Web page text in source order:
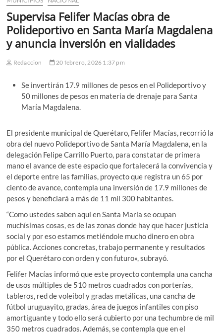
Supervisa Felifer Macías obra de
Polideportivo en Santa María Magdalena
y anuncia inversión en vialidades
Redaccion 20 febrero, 2026 1:37 pm
Se invertirán 17.9 millones de pesos en el Polideportivo y
50 millones de pesos en materia de drenaje para Santa
María Magdalena.
El presidente municipal de Querétaro, Felifer Macías, recorrió la
obra del nuevo Polideportivo de Santa María Magdalena, en la
delegación Felipe Carrillo Puerto, para constatar de primera
mano el avance de este espacio que fortalecerá la convivencia y
el deporte entre las familias, proyecto que registra un 65 por
ciento de avance, contempla una inversión de 17.9 millones de
pesos y beneficiará a más de 11 mil 300 habitantes.
“Como ustedes saben aquí en Santa María se ocupan
muchísimas cosas, es de las zonas donde hay que hacer justicia
social y por eso estamos metiéndole mucho dinero en obra
pública. Acciones concretas, trabajo permanente y resultados
por el Querétaro con orden y con futuro», subrayó.
Felifer Macías informó que este proyecto contempla una cancha
de usos múltiples de 510 metros cuadrados con porterías,
tableros, red de voleibol y gradas metálicas, una cancha de
fútbol uruguayito, gradas, área de juegos infantiles con piso
amortiguante y todo ello será cubierto por una techumbre de mil
350 metros cuadrados. Además, se contempla que en el